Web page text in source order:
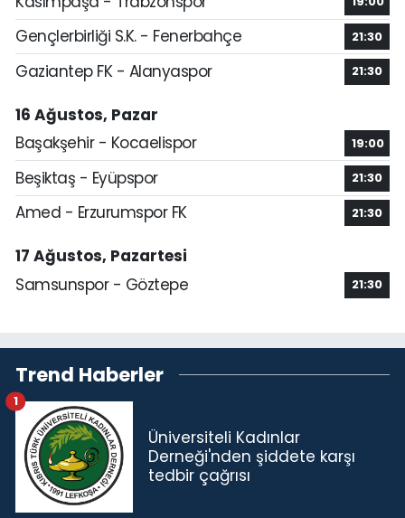
Gençlerbirliği S.K. - Fenerbahçe 21:30
Gaziantep FK - Alanyaspor 21:30
16 Ağustos, Pazar
Başakşehir - Kocaelispor
19:00
Beşiktaş - Eyüpspor 21:30
Amed - Erzurumspor FK 21:30
17 Ağustos, Pazartesi
Samsunspor - Göztepe
21:30
Trend Haberler
Üniversiteli Kadınlar
Derneği'nden şiddete karşı
tedbir çağrısı
1